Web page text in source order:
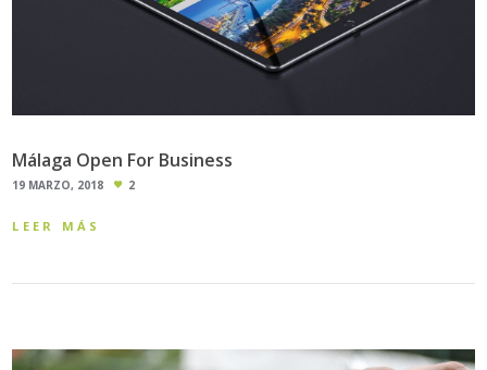
Málaga Open For Business
19 MARZO, 2018 2
LEER MÁS